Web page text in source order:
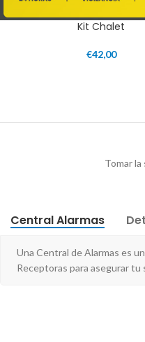
Kit Chalet
€42,00
Tomar
Central Alarmas
Una Central de Alarmas es
Receptoras para asegurar tu